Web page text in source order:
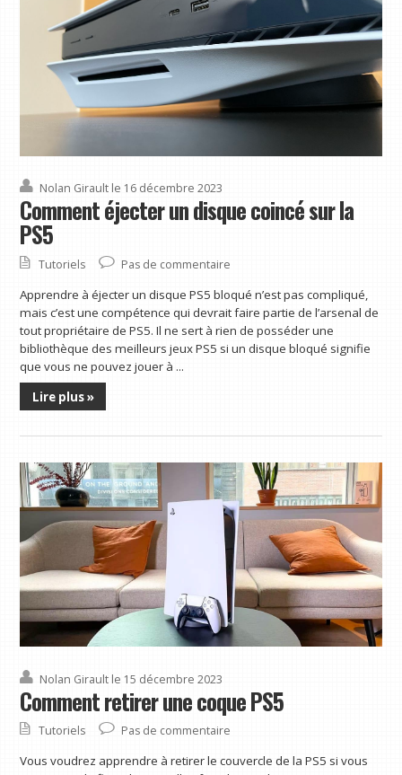
Nolan Girault le 16 décembre 2023
Comment éjecter un disque coincé sur la
PS5
Tutoriels Pas de commentaire
Apprendre à éjecter un disque PS5 bloqué n’est pas compliqué,
mais c’est une compétence qui devrait faire partie de l’arsenal de
tout propriétaire de PS5. Il ne sert à rien de posséder une
bibliothèque des meilleurs jeux PS5 si un disque bloqué signifie
que vous ne pouvez jouer à ...
Lire plus »
Nolan Girault le 15 décembre 2023
Comment retirer une coque PS5
Tutoriels Pas de commentaire
Vous voudrez apprendre à retirer le couvercle de la PS5 si vous